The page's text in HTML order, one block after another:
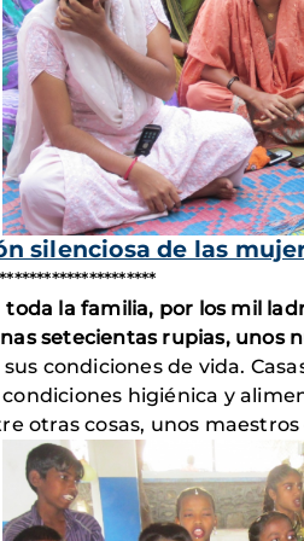
silenciosa de las
la familia, por los mil
setecientas rupias, unos
condiciones de vida.
higiénica y
otras cosas, unos